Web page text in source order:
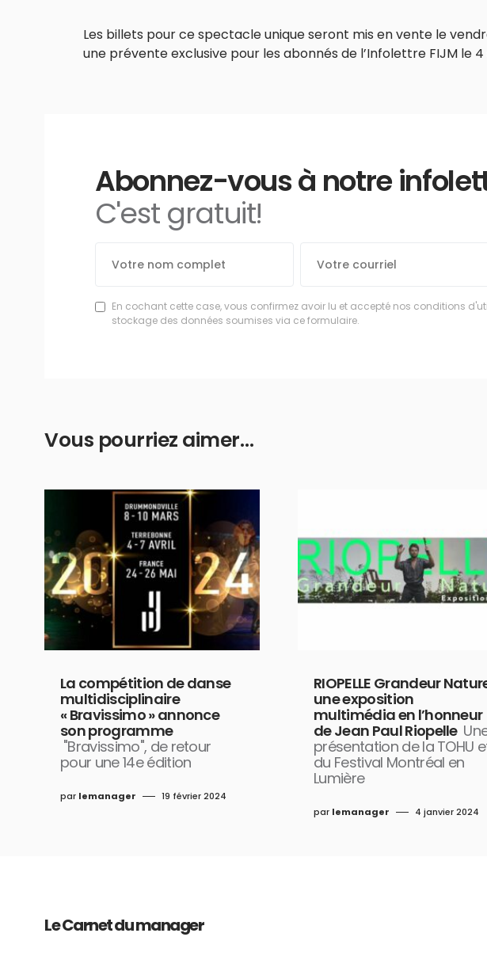
Les billets pour ce spectacle unique seront mis en vente le
une prévente exclusive pour les abonnés de l’Infolettre FIJM le 4
Abonnez-vous à notre
C'est gratuit!
En cochant cette case, vous confirmez avoir lu et accepté nos conditions
stockage des données soumises via ce formulaire.
Vous pourriez aimer…
La compétition de danse
multidisciplinaire
« Bravissimo » annonce
son programme
"Bravissimo", de retour
pour une 14e édition
par lemanager 19 février 2024
RIOPELLE Grandeur
une exposition
multimédia en l’honneur
de Jean Paul Riopelle
présentation de la TOHU
du Festival Montréal en
Lumière
par lemanager 4 janvier 2024
Le Carnet du manager